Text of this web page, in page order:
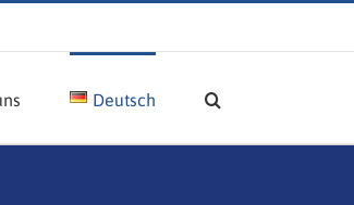
Deutsch